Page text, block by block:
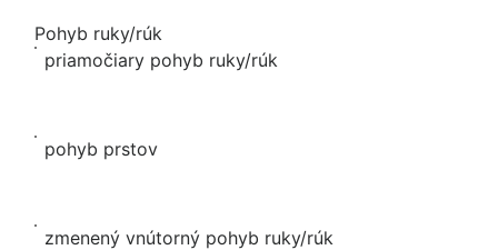
Pohyb ruky/rúk
priamočiary pohyb ruky/rúk
pohyb prstov
zmenený vnútorný pohyb ruky/rúk